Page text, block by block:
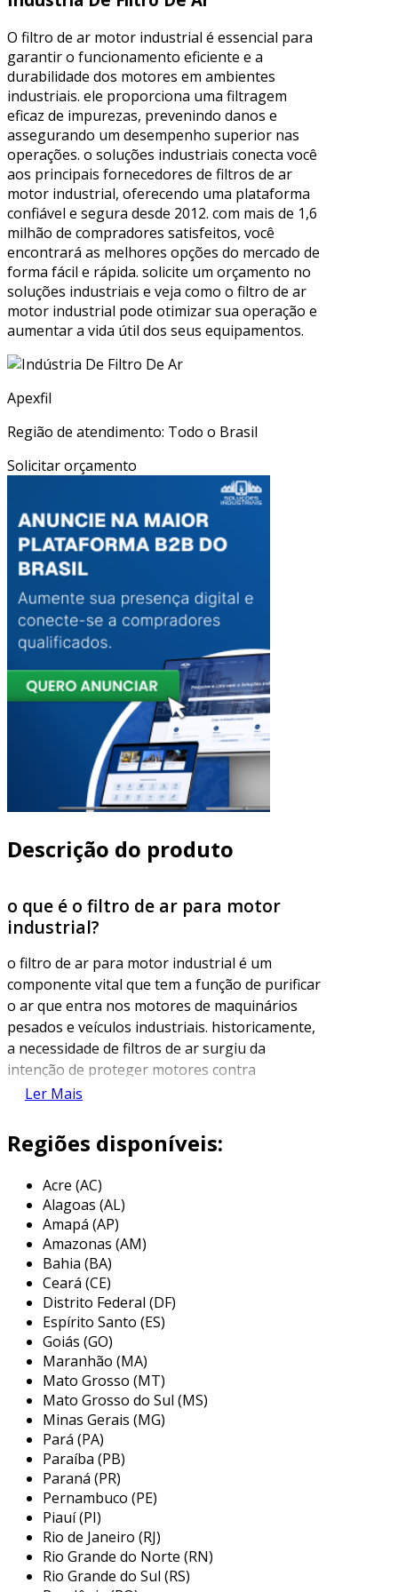
O filtro de ar motor industrial é essencial para
garantir o funcionamento eficiente e a
durabilidade dos motores em ambientes
industriais. ele proporciona uma filtragem
eficaz de impurezas, prevenindo danos e
assegurando um desempenho superior nas
operações. o soluções industriais conecta você
aos principais fornecedores de filtros de ar
motor industrial, oferecendo uma plataforma
confiável e segura desde 2012. com mais de 1,6
milhão de compradores satisfeitos, você
encontrará as melhores opções do mercado de
forma fácil e rápida. solicite um orçamento no
soluções industriais e veja como o filtro de ar
motor industrial pode otimizar sua operação e
aumentar a vida útil dos seus equipamentos.
Apexfil
Região de atendimento: Todo o Brasil
Solicitar orçamento
Descrição do produto
o que é o filtro de ar para motor
industrial?
o filtro de ar para motor industrial é um
componente vital que tem a função de purificar
o ar que entra nos motores de maquinários
pesados e veículos industriais. historicamente,
a necessidade de filtros de ar surgiu da
intenção de proteger motores contra
contaminantes como poeira, sujeira e
o uso adequado deste filtro garante um
desempenho funcional e a durabilidade do
motor.
os filtros de ar podem ser de diferentes tipos,
como filtros de papel, filtros de espuma e filtros
de lã. a escolha do material e do design do filtro
pode afetar diretamente a eficiência do motor,
já que um filtro sujo ou danificado pode
comprometer a performance. portanto, a
manutenção regular e a substituição dos filtros
são práticas recomendadas para assegurar que
os motores operem com eficiência máxima.
principais aplicações do filtro de ar
para motor industrial
os filtros de ar são amplamente utilizados em
diversos setores industriais, devido à sua
profunda importância na manutenção da saúde
dos motores. abaixo estão algumas das
principais aplicações:
Ler Mais
Regiões disponíveis:
Acre (AC)
Alagoas (AL)
Amapá (AP)
Amazonas (AM)
Bahia (BA)
Ceará (CE)
Distrito Federal (DF)
Espírito Santo (ES)
Goiás (GO)
Maranhão (MA)
Mato Grosso (MT)
Mato Grosso do Sul (MS)
Minas Gerais (MG)
Pará (PA)
Paraíba (PB)
Paraná (PR)
Pernambuco (PE)
Piauí (PI)
Rio de Janeiro (RJ)
Rio Grande do Norte (RN)
Rio Grande do Sul (RS)